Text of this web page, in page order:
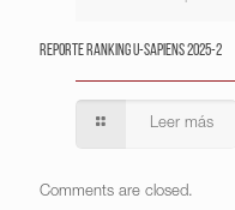
Reporte Ranking U-Sapiens 2025-2
Leer más
Comments are closed.